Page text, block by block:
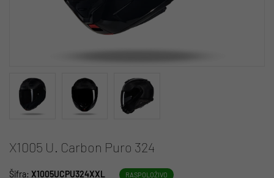
X1005 U. Carbon Puro 324
Šifra: X1005UCPU324XXL RASPOLOŽIVO